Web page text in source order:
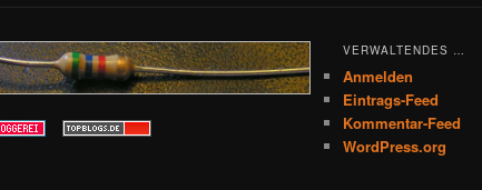
VERWALTENDES …
Anmelden
Eintrags-Feed
Kommentar-Feed
WordPress.org